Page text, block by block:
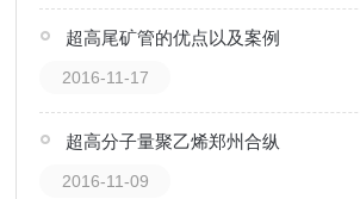
超高尾矿管的优点以及案例
2016-11-17
超高分子量聚乙烯郑州合纵
2016-11-09